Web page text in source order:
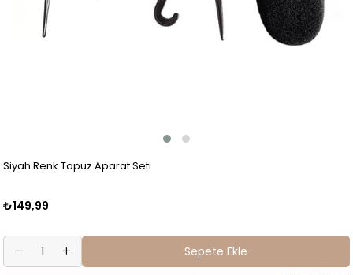
Siyah Renk Topuz Aparat Seti
₺149,99
Sepete Ekle